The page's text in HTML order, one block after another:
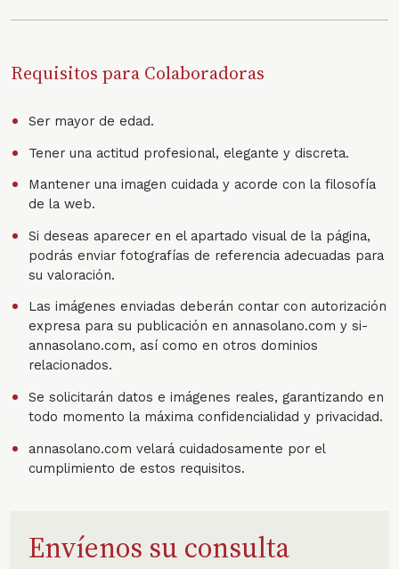
Requisitos para Colaboradoras
Ser mayor de edad.
Tener una actitud profesional, elegante y discreta.
Mantener una imagen cuidada y acorde con la filosofía
de la web.
Si deseas aparecer en el apartado visual de la página,
podrás enviar fotografías de referencia adecuadas para
su valoración.
Las imágenes enviadas deberán contar con autorización
expresa para su publicación en annasolano.com y si-
annasolano.com, así como en otros dominios
relacionados.
Se solicitarán datos e imágenes reales, garantizando en
todo momento la máxima confidencialidad y privacidad.
annasolano.com velará cuidadosamente por el
cumplimiento de estos requisitos.
Envíenos su consulta